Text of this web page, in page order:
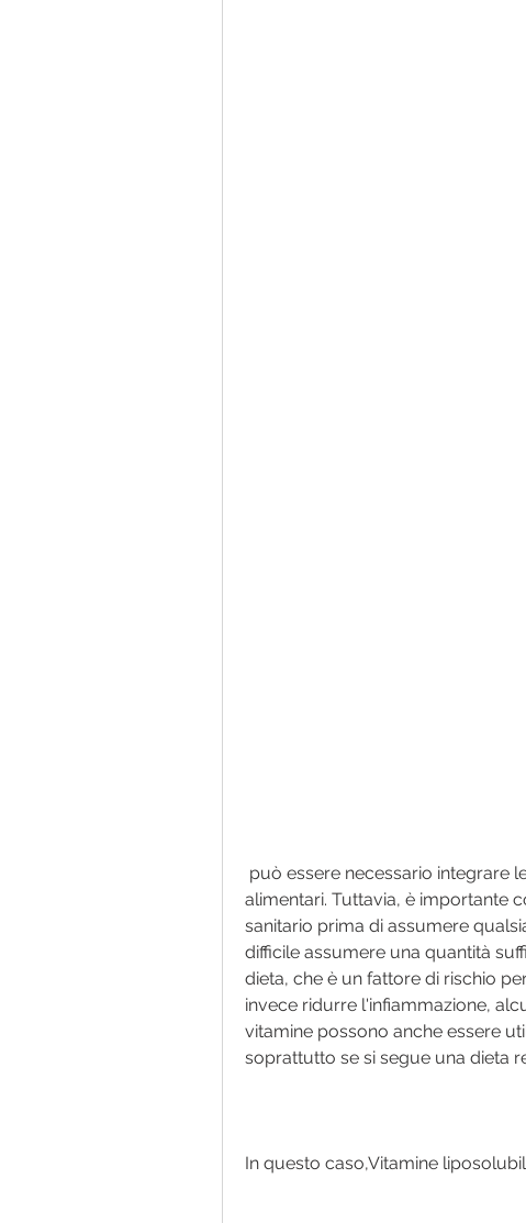
alimentari. Tuttavia, è importante
sanitario prima di assumere
difficile assumere una quantità
dieta, che è un fattore di rischio
invece ridurre l'infiammazione,
vitamine possono anche essere
soprattutto se si segue una dieta
In questo caso,Vitamine